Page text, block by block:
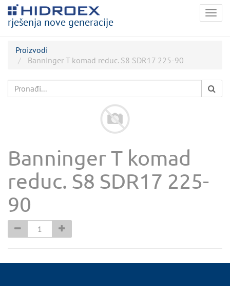
rješenja nove generacije
Proizvodi
Banninger T komad reduc. S8 SDR17 225-90
Banninger T komad
reduc. S8 SDR17 225-
90